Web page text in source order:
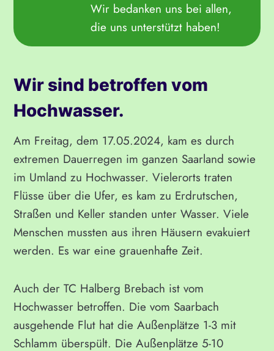
Wir bedanken uns bei allen,
die uns unterstützt haben!
Wir sind betroffen vom
Hochwasser.
Am Freitag, dem 17.05.2024, kam es durch
extremen Dauerregen im ganzen Saarland sowie
im Umland zu Hochwasser. Vielerorts traten
Flüsse über die Ufer, es kam zu Erdrutschen,
Straßen und Keller standen unter Wasser. Viele
Menschen mussten aus ihren Häusern evakuiert
werden. Es war eine grauenhafte Zeit.
Auch der TC Halberg Brebach ist vom
Hochwasser betroffen. Die vom Saarbach
ausgehende Flut hat die Außenplätze 1-3 mit
Schlamm überspült. Die Außenplätze 5-10